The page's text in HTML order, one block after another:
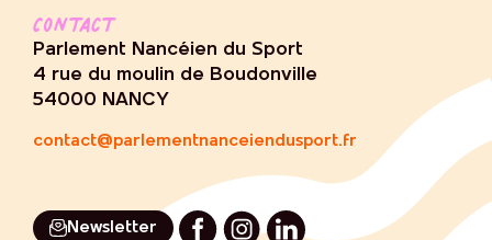
Contact
Parlement Nancéien du Sport
4 rue du moulin de Boudonville
54000 NANCY
contact@parlementnanceiendusport.fr
Newsletter